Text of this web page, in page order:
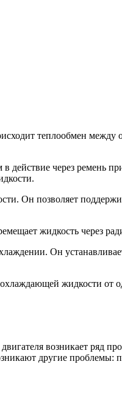
теплообмен
через ремень
Он позволяет
жидкость через
Он
жидкости от
возникает ряд
другие проблемы: